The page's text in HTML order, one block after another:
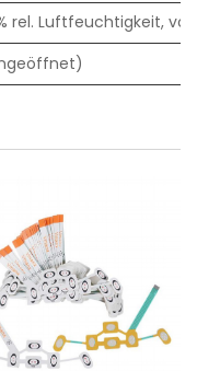
% rel. Luftfeuchtigkeit,